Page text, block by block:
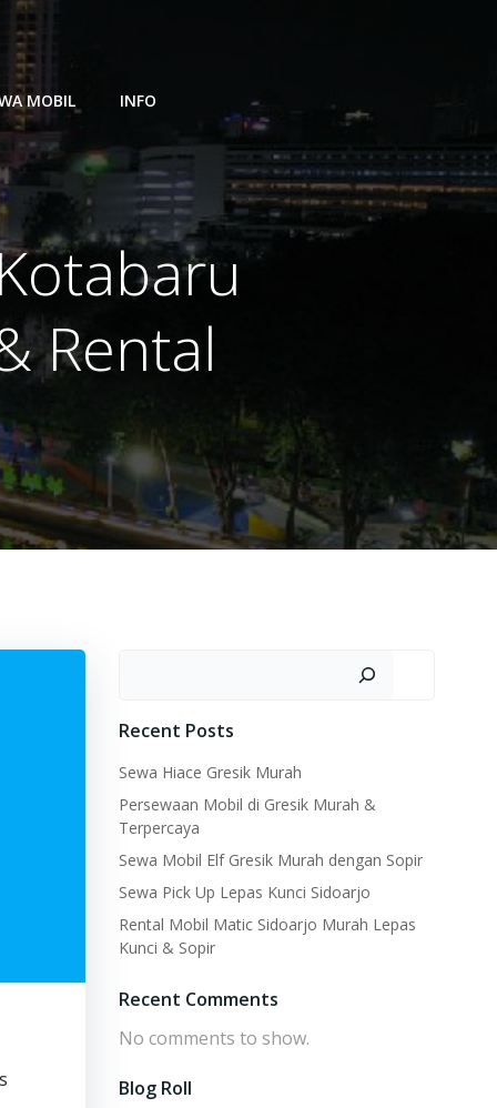
MOBIL INFO
Rental
Recent Posts
Sewa Hiace Gresik Murah
Persewaan Mobil di Gresik Murah &
Terpercaya
Sewa Mobil Elf Gresik Murah dengan Sopir
Sewa Pick Up Lepas Kunci Sidoarjo
Rental Mobil Matic Sidoarjo Murah Lepas
Kunci & Sopir
Recent Comments
No comments to show.
Blog Roll